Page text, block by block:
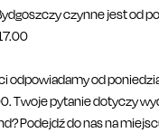
czynne jest od
odpowiadamy od
Twoje pytanie dotyczy
Podejdź do nas na